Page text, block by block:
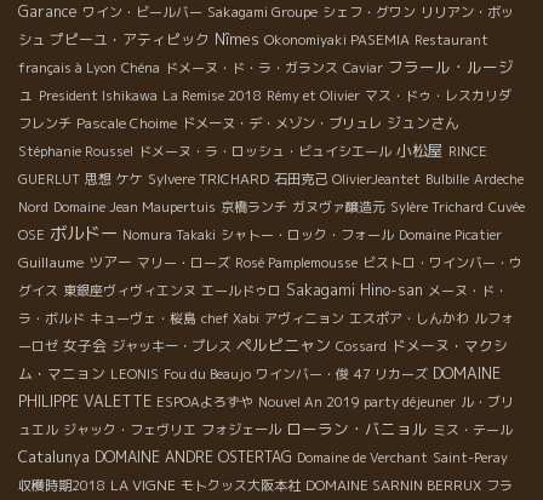
Garance ワイン・ビールバー Sakagami Groupe シェフ・グワン リリアン・ボッ
シュ プピーユ・アティピック Nîmes Okonomiyaki PASEMIA Restaurant
français à Lyon Chéna ドメーヌ・ド・ラ・ガランス Caviar フラール・ルージ
ュ President Ishikawa La Remise 2018 Rémy et Olivier マス・ドゥ・レスカリダ
フレンチ Pascale Choime ドメーヌ・デ・メゾン・ブリュレ ジュンさん
Stéphanie Roussel ドメーヌ・ラ・ロッシュ・ビュイシエール 小松屋 RINCE
GUERLUT 思想 ケケ Sylvere TRICHARD 石田克己 OlivierJeantet Bulbille Ardeche
Nord Domaine Jean Maupertuis 京橋ランチ ガヌヴァ醸造元 Sylère Trichard Cuvée
OSE ボルドー Nomura Takaki シャトー・ロック・フォール Domaine Picatier
Guillaume ツアー マリー・ローズ Rosé Pamplemousse ビストロ・ワインバー・ウ
グイス 東銀座ヴィヴィエンヌ エールドゥロ Sakagami Hino-san メーヌ・ド・
ラ・ボルド キューヴェ・桜島 chef Xabi アヴィニョン エスポア・しんかわ ルフォ
ーロゼ 女子会 ジャッキー・プレス ペルピニャン Cossard ドメーヌ・マクシ
ム・マニョン LEONIS Fou du Beaujo ワインバー・俊 47 リカーズ DOMAINE
PHILIPPE VALETTE ESPOAよろずや Nouvel An 2019 party déjeuner ル・ブリ
ュエル ジャック・フェヴリエ フォジェール ローラン・バニョル ミス・テール
Catalunya DOMAINE ANDRE OSTERTAG Domaine de Verchant Saint-Peray
収穫時期2018 LA VIGNE モトクッス大阪本社 DOMAINE SARNIN BERRUX フラ